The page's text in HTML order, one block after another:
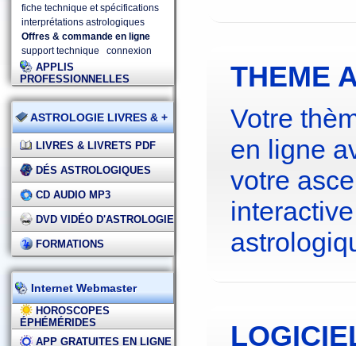
fiche technique et spécifications
interprétations astrologiques
Offres & commande en ligne
support technique
connexion
APPLIS
PROFESSIONNELLES
ASTROLOGIE LIVRES & +
LIVRES & LIVRETS PDF
DÉS ASTROLOGIQUES
CD AUDIO MP3
DVD VIDÉO D'ASTROLOGIE
FORMATIONS
Internet Webmaster
HOROSCOPES
ÉPHÉMÉRIDES
APP GRATUITES EN LIGNE
THEME
Votre
en ligne
votre